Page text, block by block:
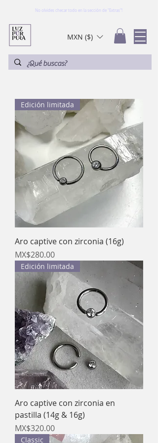
No olvides checar todo en la sección de "Extras"!
MXN ($)
Edición limitada
Aro captive con zirconia (16g)
Price
MX$280.00
Edición limitada
Aro captive con zirconia en
pastilla (14g & 16g)
Price
MX$320.00
Classic